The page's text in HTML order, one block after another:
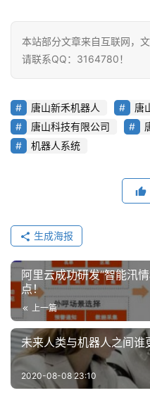
业
界
人
工
智
能
本站部分文章来自互联网，
请联系QQ：3164780！
唐山新禾机器人
唐
唐山科技有限公司
机器人系统
生成海报
阿里云成功研发“智能汛
点！
上一篇
未来人类与机器人之间谁
2020-08-08 23:10